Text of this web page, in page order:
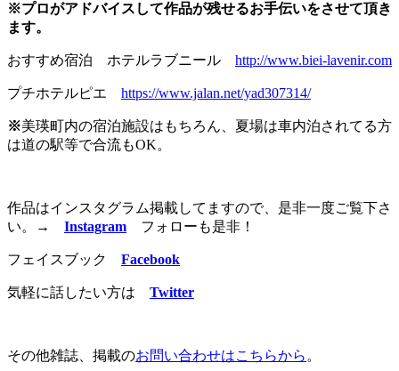
※プロがアドバイスして作品が残せるお手伝いをさせて頂き
ます。
おすすめ宿泊 ホテルラブニール http://www.biei-lavenir.com
プチホテルピエ https://www.jalan.net/yad307314/
※美瑛町内の宿泊施設はもちろん、夏場は車内泊されてる方
は道の駅等で合流もOK。
作品はインスタグラム掲載してますので、是非一度ご覧下さ
い。
→ Instagram フォローも是非！
フェイスブック Facebook
気軽に話したい方は Twitter
その他雑誌、掲載のお問い合わせはこちらから 。